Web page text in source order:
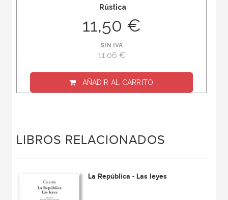
Rústica
11,50 €
SIN IVA
11,06 €
AÑADIR AL CARRITO
LIBROS RELACIONADOS
La República - Las leyes